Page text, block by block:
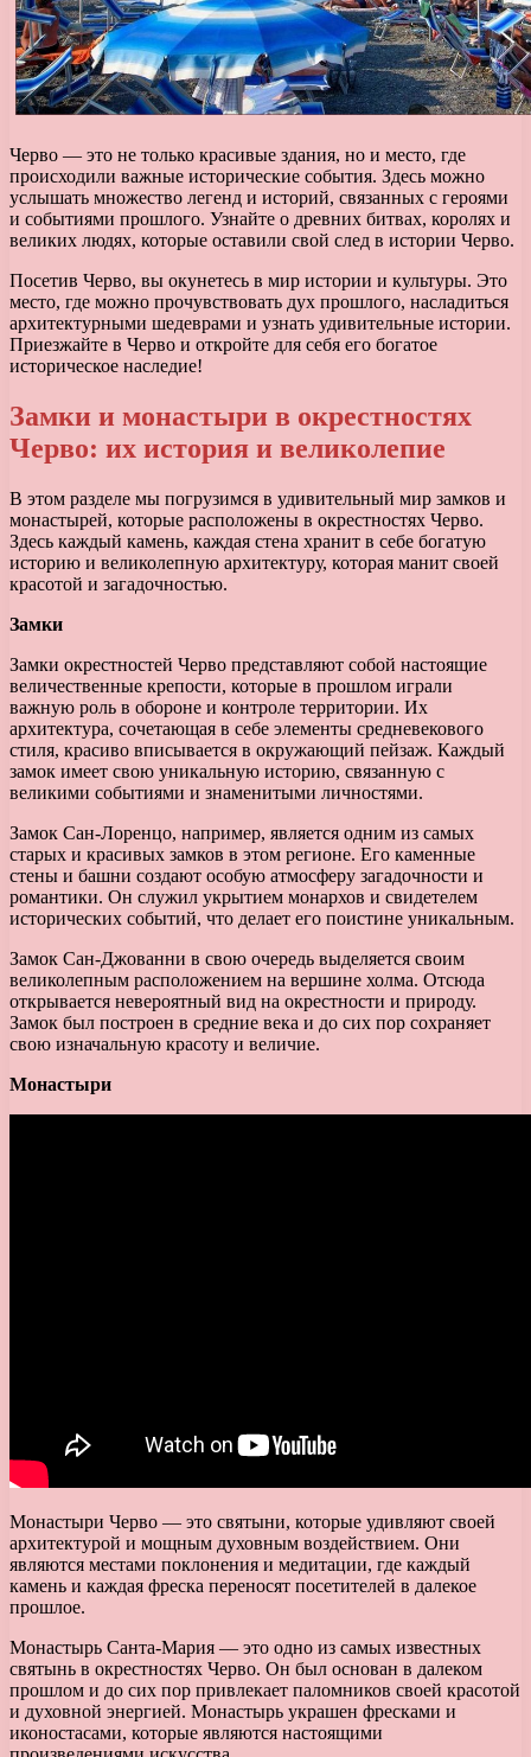
Черво — это не только красивые здания, но и место, где
происходили важные исторические события. Здесь можно
услышать множество легенд и историй, связанных с героями
и событиями прошлого. Узнайте о древних битвах, королях и
великих людях, которые оставили свой след в истории Черво.
Посетив Черво, вы окунетесь в мир истории и культуры. Это
место, где можно прочувствовать дух прошлого, насладиться
архитектурными шедеврами и узнать удивительные истории.
Приезжайте в Черво и откройте для себя его богатое
историческое наследие!
Замки и монастыри в окрестностях
Черво: их история и великолепие
В этом разделе мы погрузимся в удивительный мир замков и
монастырей, которые расположены в окрестностях Черво.
Здесь каждый камень, каждая стена хранит в себе богатую
историю и великолепную архитектуру, которая манит своей
красотой и загадочностью.
Замки
Замки окрестностей Черво представляют собой настоящие
величественные крепости, которые в прошлом играли
важную роль в обороне и контроле территории. Их
архитектура, сочетающая в себе элементы средневекового
стиля, красиво вписывается в окружающий пейзаж. Каждый
замок имеет свою уникальную историю, связанную с
великими событиями и знаменитыми личностями.
Замок Сан-Лоренцо, например, является одним из самых
старых и красивых замков в этом регионе. Его каменные
стены и башни создают особую атмосферу загадочности и
романтики. Он служил укрытием монархов и свидетелем
исторических событий, что делает его поистине уникальным.
Замок Сан-Джованни в свою очередь выделяется своим
великолепным расположением на вершине холма. Отсюда
открывается невероятный вид на окрестности и природу.
Замок был построен в средние века и до сих пор сохраняет
свою изначальную красоту и величие.
Монастыри
Монастыри Черво — это святыни, которые удивляют своей
архитектурой и мощным духовным воздействием. Они
являются местами поклонения и медитации, где каждый
камень и каждая фреска переносят посетителей в далекое
прошлое.
Монастырь Санта-Мария — это одно из самых известных
святынь в окрестностях Черво. Он был основан в далеком
прошлом и до сих пор привлекает паломников своей красотой
и духовной энергией. Монастырь украшен фресками и
иконостасами, которые являются настоящими